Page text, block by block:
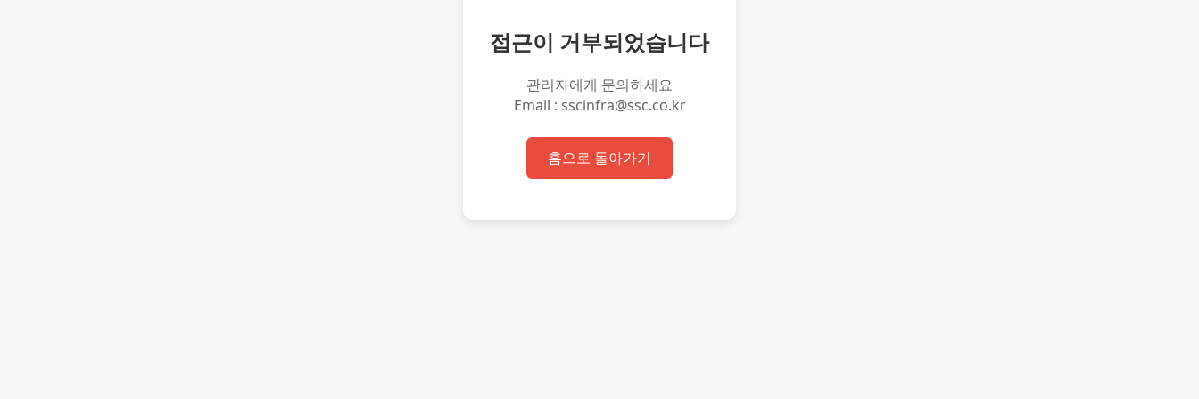
접근이 거부되었습니다
관리자에게 문의하세요
Email : sscinfra@ssc.co.kr
홈으로 돌아가기